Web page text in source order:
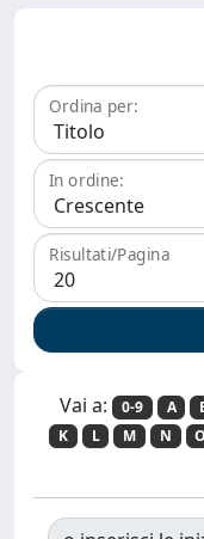
Ordina per:
In ordine:
Risultati/Pagina
Vai a: 0-9 A
K
L M N O